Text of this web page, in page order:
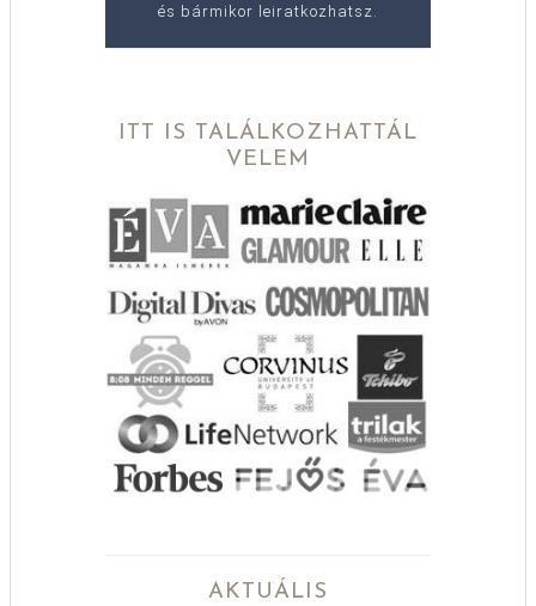
és bármikor leiratkozhatsz.
ITT IS TALÁLKOZHATTÁL
VELEM
AKTUÁLIS